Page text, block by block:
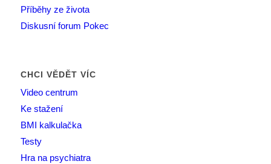
Příběhy ze života
Diskusní forum Pokec
CHCI VĚDĚT VÍC
Video centrum
Ke stažení
BMI kalkulačka
Testy
Hra na psychiatra